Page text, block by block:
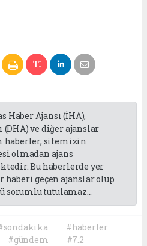
Haber Ajansı (İHA),
(DHA) ve diğer ajanslar
haberler, sitemizin
olmadan ajans
Bu haberlerde yer
geçen ajanslar olup
tutulamaz...
#haberler
#gündem #7.2